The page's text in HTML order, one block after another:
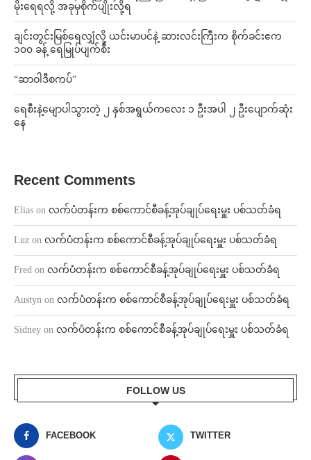
မိုးရေရလို့ အခုမှစိုက်ပျိုးလို့ရ
ချင်းတွင်းမြစ်ရေလျှံလို့ ယင်းမာပင်နဲ့ ဆားလင်းကြီးက စိုက်ခင်းဧက
၁၀၀ ခန့် ရေမြုပ်ပျက်စီး
“ဆာဝါဒီစကပ်”
ရေစီးနဲ့မျောပါသွားတဲ့ ၂ နှစ်အရွယ်ကလေး ၁ ဦးအပါ ၂ ဦးပျောက်ဆုံး
နေ
Recent Comments
Elias on လက်ပံတန်းက စစ်ကောင်စီခန့်အုပ်ချုပ်ရေးမှူး ပစ်သတ်ခံရ
Luz on လက်ပံတန်းက စစ်ကောင်စီခန့်အုပ်ချုပ်ရေးမှူး ပစ်သတ်ခံရ
Fred on လက်ပံတန်းက စစ်ကောင်စီခန့်အုပ်ချုပ်ရေးမှူး ပစ်သတ်ခံရ
Austyn on လက်ပံတန်းက စစ်ကောင်စီခန့်အုပ်ချုပ်ရေးမှူး ပစ်သတ်ခံရ
Sidney on လက်ပံတန်းက စစ်ကောင်စီခန့်အုပ်ချုပ်ရေးမှူး ပစ်သတ်ခံရ
FOLLOW US
FACEBOOK TWITTER